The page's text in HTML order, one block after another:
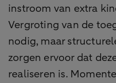
instroom van extra
Vergroting van de
nodig, maar
zorgen ervoor dat
realiseren is.